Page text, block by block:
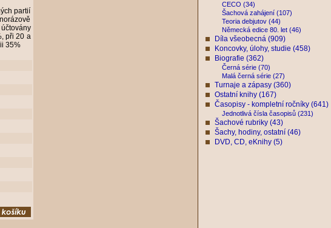
partií
při 20 a
35%
CECO (34)
Šachová zahájení (107)
Teoria debjutov (44)
Německá edice 80. let (46)
Díla všeobecná (909)
Koncovky, úlohy, studie (458)
Biografie (362)
Černá série (70)
Malá černá série (27)
Turnaje a zápasy (360)
Ostatní knihy (167)
Časopisy - kompletní ročníky (641)
Jednotlivá čísla časopisů (231)
Šachové rubriky (43)
Šachy, hodiny, ostatní (46)
DVD, CD, eKnihy (5)